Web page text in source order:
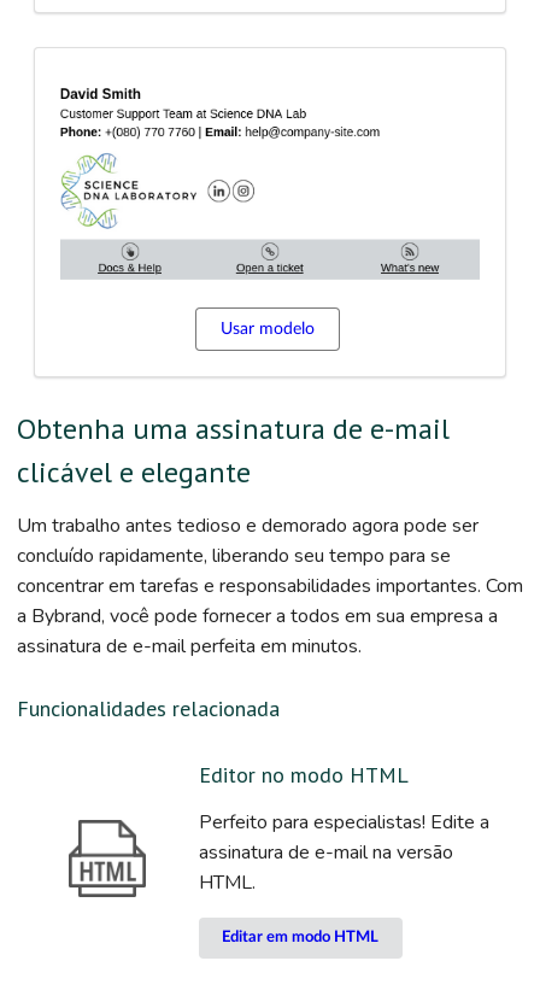
Usar modelo
Obtenha uma assinatura de e-mail
clicável e elegante
Um trabalho antes tedioso e demorado agora pode ser
concluído rapidamente, liberando seu tempo para se
concentrar em tarefas e responsabilidades importantes. Com
a Bybrand, você pode fornecer a todos em sua empresa a
assinatura de e-mail perfeita em minutos.
Funcionalidades relacionada
Editor no modo HTML
Perfeito para especialistas! Edite a
assinatura de e-mail na versão
HTML.
Editar em modo HTML